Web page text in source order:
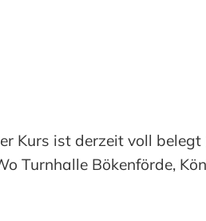
Kurs ist derzeit voll
Turnhalle Bökenförde,